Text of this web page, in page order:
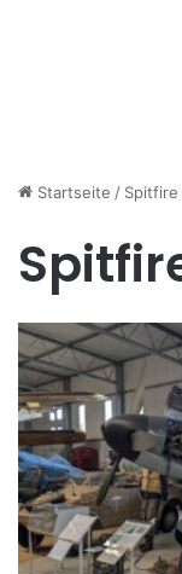
Startseite / Spitfire